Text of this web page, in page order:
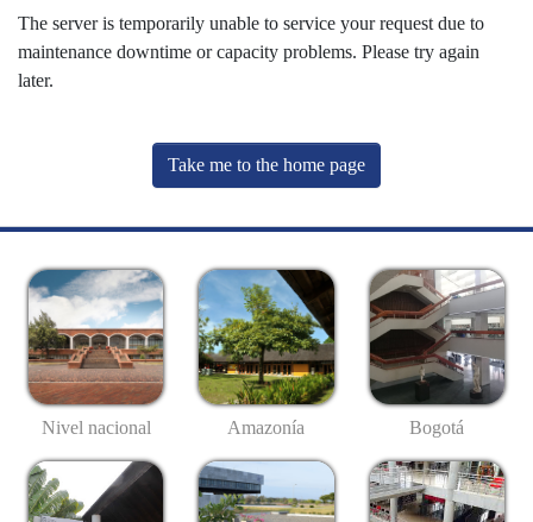
The server is temporarily unable to service your request due to
maintenance downtime or capacity problems. Please try again
later.
Take me to the home page
Nivel nacional Amazonía Bogotá